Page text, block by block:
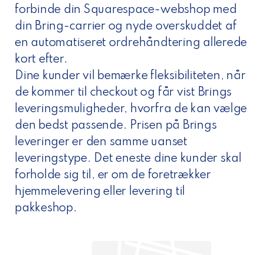
forbinde din Squarespace-webshop med
din Bring-carrier og nyde overskuddet af
en automatiseret ordrehåndtering allerede
kort efter.
Dine kunder vil bemærke fleksibiliteten, når
de kommer til checkout og får vist Brings
leveringsmuligheder, hvorfra de kan vælge
den bedst passende. Prisen på Brings
leveringer er den samme uanset
leveringstype. Det eneste dine kunder skal
forholde sig til, er om de foretrækker
hjemmelevering eller levering til
pakkeshop.